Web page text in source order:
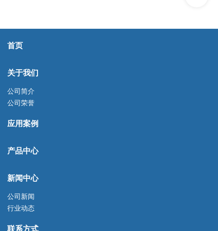
首页
关于我们
公司简介
公司荣誉
应用案例
产品中心
新闻中心
公司新闻
行业动态
联系方式